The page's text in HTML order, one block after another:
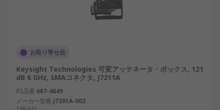
お取り寄せ品
Keysight Technologies 可変アッテネータ・ボックス, 121
dB 6 GHz, SMAコネクタ, J7211A
RS品番 687-4649
メーカー型番 J7201A-002